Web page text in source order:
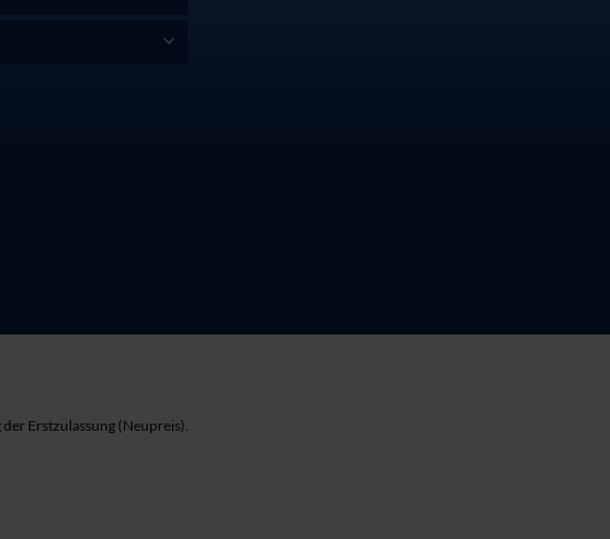
Erstzulassung (Neupreis).